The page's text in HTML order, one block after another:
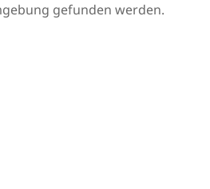
gefunden werden.